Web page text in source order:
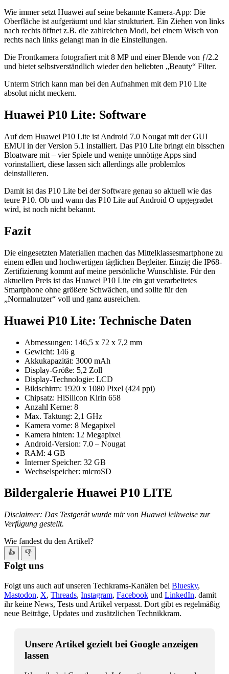
Wie immer setzt Huawei auf seine bekannte Kamera-App: Die
Oberfläche ist aufgeräumt und klar strukturiert. Ein Ziehen von links
nach rechts öffnet z.B. die zahlreichen Modi, bei einem Wisch von
rechts nach links gelangt man in die Einstellungen.
Die Frontkamera fotografiert mit 8 MP und einer Blende von ƒ/2.2
und bietet selbstverständlich wieder den beliebten „Beauty“ Filter.
Unterm Strich kann man bei den Aufnahmen mit dem P10 Lite
absolut nicht meckern.
Huawei P10 Lite: Software
Auf dem Huawei P10 Lite ist Android 7.0 Nougat mit der GUI
EMUI in der Version 5.1 installiert. Das P10 Lite bringt ein bisschen
Bloatware mit – vier Spiele und wenige unnötige Apps sind
vorinstalliert, diese lassen sich allerdings alle problemlos
deinstallieren.
Damit ist das P10 Lite bei der Software genau so aktuell wie das
teure P10. Ob und wann das P10 Lite auf Android O upgegradet
wird, ist noch nicht bekannt.
Fazit
Die eingesetzten Materialien machen das Mittelklassesmartphone zu
einem edlen und hochwertigen täglichen Begleiter. Einzig die IP68-
Zertifizierung kommt auf meine persönliche Wunschliste. Für den
aktuellen Preis ist das Huawei P10 Lite ein gut verarbeitetes
Smartphone ohne größere Schwächen, und sollte für den
„Normalnutzer“ voll und ganz ausreichen.
Huawei P10 Lite: Technische Daten
Abmessungen: 146,5 x 72 x 7,2 mm
Gewicht: 146 g
Akkukapazität: 3000 mAh
Display-Größe: 5,2 Zoll
Display-Technologie: LCD
Bildschirm: 1920 x 1080 Pixel (424 ppi)
Chipsatz: HiSilicon Kirin 658
Anzahl Kerne: 8
Max. Taktung: 2,1 GHz
Kamera vorne: 8 Megapixel
Kamera hinten: 12 Megapixel
Android-Version: 7.0 – Nougat
RAM: 4 GB
Interner Speicher: 32 GB
Wechselspeicher: microSD
Bildergalerie Huawei P10 LITE
Disclaimer: Das Testgerät wurde mir von Huawei leihweise zur
Verfügung gestellt.
Wie fandest du den Artikel?
👍 👎
Folgt uns
Folgt uns auch auf unseren Techkrams-Kanälen bei Bluesky,
Mastodon, X, Threads, Instagram, Facebook und LinkedIn, damit
ihr keine News, Tests und Artikel verpasst. Dort gibt es regelmäßig
neue Beiträge, Updates und zusätzlichen Technikkram.
Unsere Artikel gezielt bei Google anzeigen
lassen